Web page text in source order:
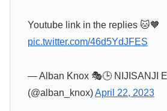
Youtube link in the replies 🐱🧡
pic.twitter.com/46d5YdJFES
— Alban Knox 🎭🕒 NIJISANJI
(@alban_knox)April 22, 2023